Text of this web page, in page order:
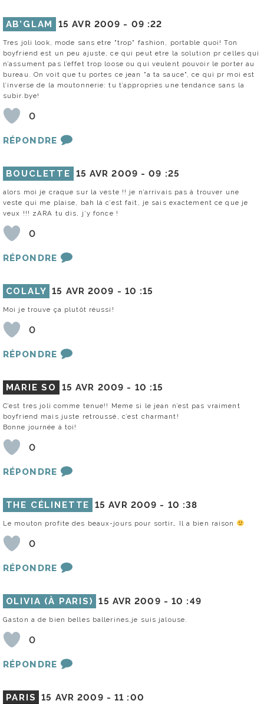
AB’GLAM 15 AVR 2009 - 09 :22
Tres joli look, mode sans etre "trop" fashion, portable quoi! Ton
boyfriend est un peu ajuste, ce qui peut etre la solution pr celles qui
n’assument pas l’effet trop loose ou qui veulent pouvoir le porter au
bureau. On voit que tu portes ce jean "a ta sauce", ce qui pr moi est
l’inverse de la moutonnerie: tu t’appropries une tendance sans la
subir.bye!
0
RÉPONDRE
BOUCLETTE 15 AVR 2009 -09 :25
alors moi je craque sur la veste !! je n’arrivais pas à trouver une
veste qui me plaise, bah là c’est fait, je sais exactement ce que je
veux !!! zARA tu dis, j’y fonce !
0
RÉPONDRE
COLALY 15 AVR 2009 - 10 :15
Moi je trouve ça plutôt réussi!
0
RÉPONDRE
MARIE SO 15 AVR 2009 - 10 :15
C’est tres joli comme tenue!! Meme si le jean n’est pas vraiment
boyfriend mais juste retroussé, c’est charmant!
Bonne journée à toi!
0
RÉPONDRE
THE CÉLINETTE 15 AVR 2009 - 10 :38
Le mouton profite des beaux-jours pour sortir… Il a bien raison
0
RÉPONDRE
OLIVIA (À PARIS) 15 AVR 2009 -10 :49
Gaston a de bien belles ballerines,je suis jalouse.
0
RÉPONDRE
PARIS 15 AVR 2009 -11 :00